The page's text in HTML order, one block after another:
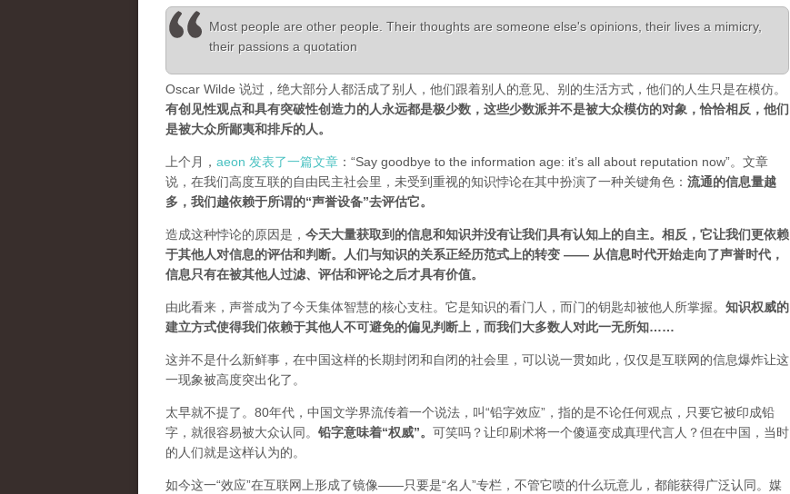
Most people are other people. Their thoughts are someone else's opinions, their lives a mimicry,
their passions a quotation
Oscar Wilde 说过，绝大部分人都活成了别人，他们跟着别人的意见、别的生活方式，他们的人生只是在模仿。
有创见性观点和具有突破性创造力的人永远都是极少数，这些少数派并不是被大众模仿的对象，恰恰相反，他们
是被大众所鄙夷和排斥的人。
上个月， aeon 发表了一篇文章 ：“Say goodbye to the information age: it’s all about reputation now”。文章
说，在我们高度互联的自由民主社会里，未受到重视的知识悖论在其中扮演了一种关键角色： 流通的信息量越
多，我们越依赖于所谓的“声誉设备”去评估它。
造成这种悖论的原因是， 今天大量获取到的信息和知识并没有让我们具有认知上的自主。相反，它让我们更依赖
于其他人对信息的评估和判断。
人们与知识的关系正经历范式上的转变 —— 从信息时代开始走向了声誉时代，
信息只有在被其他人过滤、评估和评论之后才具有价值。
由此看来，声誉成为了今天集体智慧的核心支柱。它是知识的看门人，而门的钥匙却被他人所掌握。 知识权威的
建立方式使得我们依赖于其他人不可避免的偏见判断上，而我们大多数人对此一无所知……
这并不是什么新鲜事，在中国这样的长期封闭和自闭的社会里，可以说一贯如此，仅仅是互联网的信息爆炸让这
一现象被高度突出化了。
太早就不提了。80年代，中国文学界流传着一个说法，叫“铅字效应”，指的是不论任何观点，只要它被印成铅
字，就很容易被大众认同。 铅字意味着“权威”。 可笑吗？让印刷术将一个傻逼变成真理代言人？但在中国，当时
的人们就是这样认为的。
如今这一“效应”在互联网上形成了镜像——只要是“名人”专栏，不管它喷的什么玩意儿，都能获得广泛认同。媒